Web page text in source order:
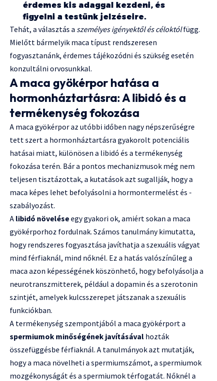
érdemes kis adaggal kezdeni, és
figyelni a testünk jelzéseire.
Tehát, a választás a személyes igényektől és céloktólfügg.
Mielőtt bármelyik maca típust rendszeresen
fogyasztanánk, érdemes tájékozódni és szükség esetén
konzultálni orvosunkkal.
A maca gyökérpor hatása a
hormonháztartásra: A libidó és a
termékenység fokozása
A maca gyökérpor az utóbbi időben nagy népszerűségre
tett szert a hormonháztartásra gyakorolt potenciális
hatásai miatt, különösen a libidó és a termékenység
fokozása terén. Bár a pontos mechanizmusok még nem
teljesen tisztázottak, a kutatások azt sugallják, hogy a
maca képes lehet befolyásolni a hormontermelést és -
szabályozást.
A libidó növeléseegy gyakori ok, amiért sokan a maca
gyökérporhoz fordulnak. Számos tanulmány kimutatta,
hogy rendszeres fogyasztása javíthatja a szexuális vágyat
mind férfiaknál, mind nőknél. Ez a hatás valószínűleg a
maca azon képességének köszönhető, hogy befolyásolja a
neurotranszmitterek, például a dopamin és a szerotonin
szintjét, amelyek kulcsszerepet játszanak a szexuális
funkciókban.
A termékenység szempontjából a maca gyökérport a
spermiumok minőségének javításával hozták
összefüggésbe férfiaknál. A tanulmányok azt mutatják,
hogy a maca növelheti a spermiumszámot, a spermiumok
mozgékonyságát és a spermiumok térfogatát. Nőknél a